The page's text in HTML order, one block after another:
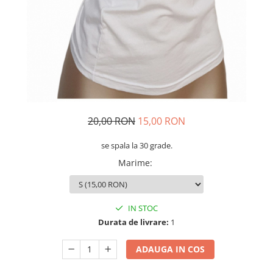
20,00 RON 15,00 RON
se spala la 30 grade.
Marime:
IN STOC
Durata de livrare: 1
ADAUGA IN COS